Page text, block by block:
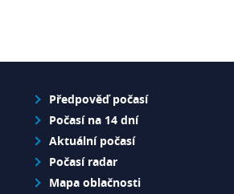
Předpověď počasí
Počasí na 14 dní
Aktuální počasí
Počasí radar
Mapa oblačnosti